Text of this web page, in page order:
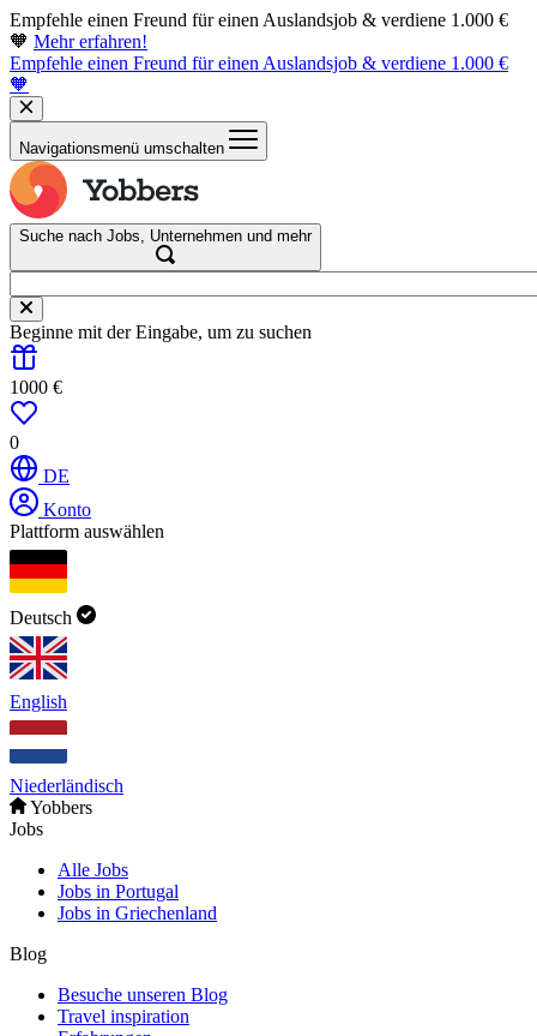
Empfehle einen Freund für einen Auslandsjob & verdiene 1.000 €
🧡 Mehr erfahren!
Empfehle einen Freund für einen Auslandsjob & verdiene 1.000 €
🧡
Navigationsmenü umschalten
Suche nach Jobs, Unternehmen und mehr
Beginne mit der Eingabe, um zu suchen
1000 €
0
DE
Konto
Plattform auswählen
Deutsch
English
Niederländisch
Yobbers
Jobs
Alle Jobs
Jobs in Portugal
Jobs in Griechenland
Blog
Besuche unseren Blog
Travel inspiration